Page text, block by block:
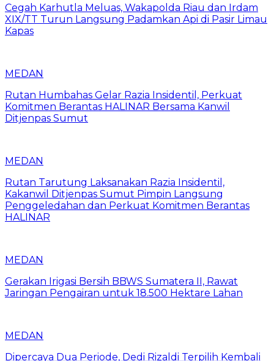
Cegah Karhutla Meluas, Wakapolda Riau dan Irdam
XIX/TT Turun Langsung Padamkan Api di Pasir Limau
Kapas
MEDAN
Rutan Humbahas Gelar Razia Insidentil, Perkuat
Komitmen Berantas HALINAR Bersama Kanwil
Ditjenpas Sumut
MEDAN
Rutan Tarutung Laksanakan Razia Insidentil,
Kakanwil Ditjenpas Sumut Pimpin Langsung
Penggeledahan dan Perkuat Komitmen Berantas
HALINAR
MEDAN
Gerakan Irigasi Bersih BBWS Sumatera II, Rawat
Jaringan Pengairan untuk 18.500 Hektare Lahan
MEDAN
Dipercaya Dua Periode, Dedi Rizaldi Terpilih Kembali